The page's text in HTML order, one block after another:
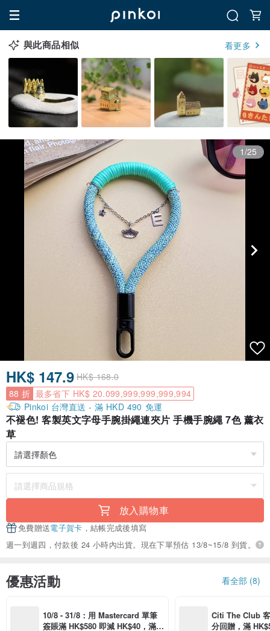
與此商品相似 看更多
1/25
HK$ 147.9 HK$ 168.0
88 折 最多省下 HK$ 20.099,999,999,999,994
Pinkoi 台灣直送 - 滿 HKD 490 免運
不褪色! 客製英文字母手腕掛繩連夾片 手機手腕繩 7色 薰衣
草
放入購物車
免費贈送電子賀卡 ，結帳完成後填寫
週一到週四，付款後 24 小時內出貨。現在下單預估 13/8~15/8 到貨。
優惠活動 看全部 (8)
10/8 - 31/8：用 Mastercard 單筆
簽賬滿 HK$580 即減 HK$40，滿 H
Citi The Club
分回贈，滿